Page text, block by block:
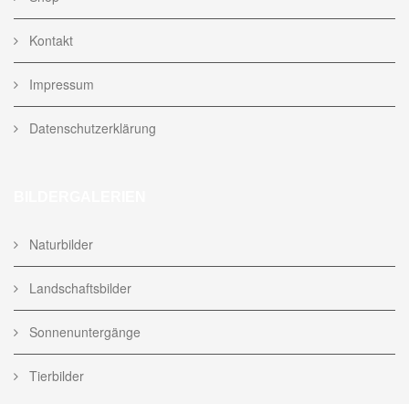
Kontakt
Impressum
Datenschutzerklärung
Naturbilder
Landschaftsbilder
Sonnenuntergänge
Tierbilder